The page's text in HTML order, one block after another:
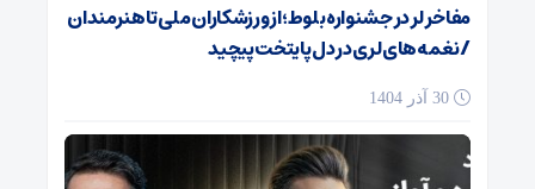
مفاخر لر در جشنواره بلوط؛ از ورزشکاران ملی تا هنرمندان
/ نغمه‌های لری در دل پایتخت پیچید